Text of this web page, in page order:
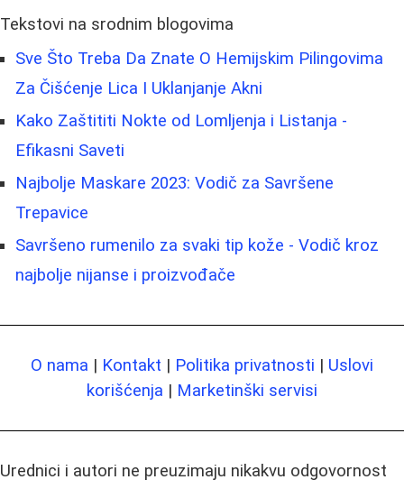
Tekstovi na srodnim blogovima
Sve Što Treba Da Znate O Hemijskim Pilingovima
Za Čišćenje Lica I Uklanjanje Akni
Kako Zaštititi Nokte od Lomljenja i Listanja -
Efikasni Saveti
Najbolje Maskare 2023: Vodič za Savršene
Trepavice
Savršeno rumenilo za svaki tip kože - Vodič kroz
najbolje nijanse i proizvođače
O nama | Kontakt | Politika privatnosti | Uslovi
korišćenja | Marketinški servisi
Urednici i autori ne preuzimaju nikakvu odgovornost